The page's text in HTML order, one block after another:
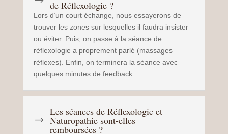
de Réflexologie ?
Lors d’un court échange, nous essayerons de
trouver les zones sur lesquelles il faudra insister
ou éviter. Puis, on passe à la séance de
réflexologie a proprement parlé (massages
réflexes). Enfin, on terminera la séance avec
quelques minutes de feedback.
$
Les séances de Réflexologie et
Naturopathie sont-elles
remboursées ?